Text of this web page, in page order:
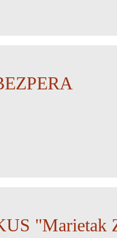
"Marietak